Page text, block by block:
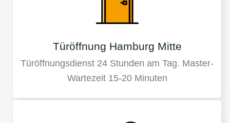
Türöffnung Hamburg Mitte
Türöffnungsdienst 24 Stunden am Tag. Master-
Wartezeit 15-20 Minuten